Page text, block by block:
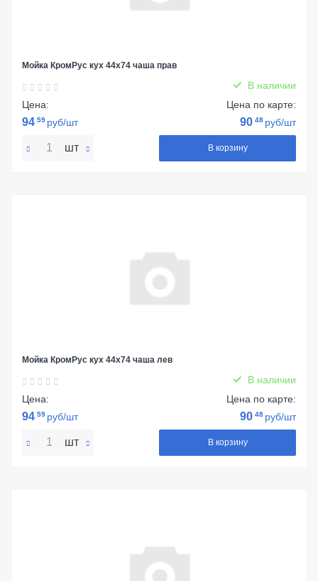
Мойка КромРус кух 44х74 чаша прав
В наличии
Цена:
94 59 руб/шт
Цена по карте:
90 48 руб/шт
шт В корзину
Мойка КромРус кух 44х74 чаша лев
В наличии
Цена:
94 59 руб/шт
Цена по карте:
90 48 руб/шт
шт В корзину